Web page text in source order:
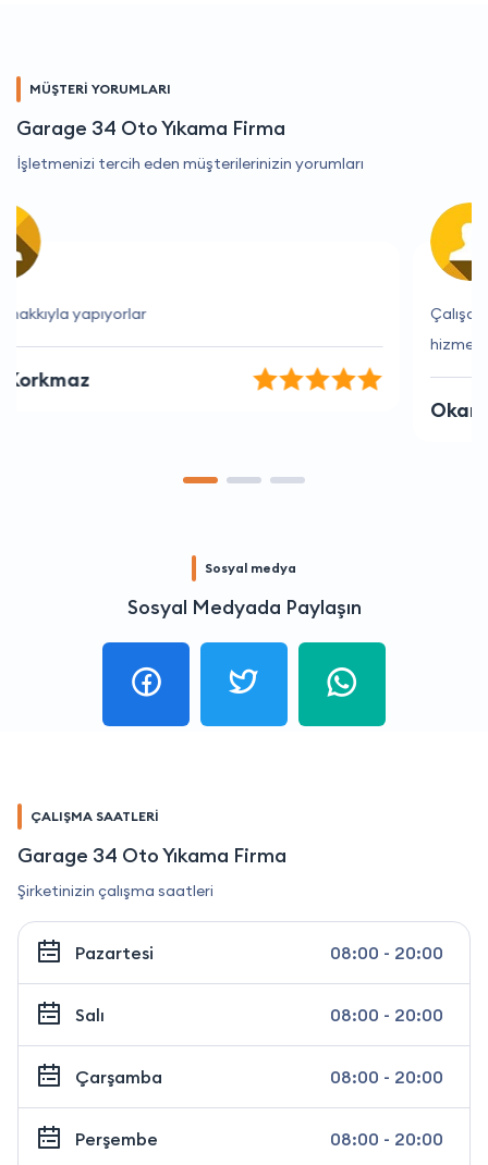
MÜŞTERİ YORUMLARI
Garage 34 Oto Yıkama Firma
İşletmenizi tercih eden müşterilerinizin yorumları
Çalışanlar çok yardımcı oluyor ve her zaman güleryüzle
hizmet ediyorlar.
Sosyal medya
Sosyal Medyada Paylaşın
ÇALIŞMA SAATLERİ
Garage 34 Oto Yıkama Firma
Şirketinizin çalışma saatleri
Pazartesi 08:00 - 20:00
Salı 08:00 - 20:00
Çarşamba 08:00 - 20:00
Perşembe 08:00 - 20:00